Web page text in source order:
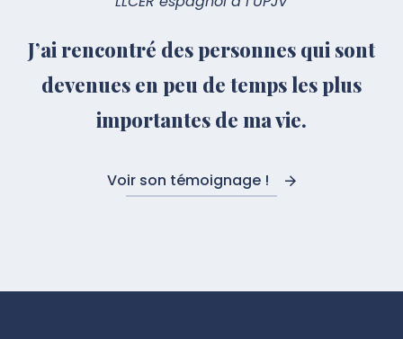
J’ai rencontré des personnes qui sont
devenues en peu de temps les plus
importantes de ma vie.
Voir son témoignage !